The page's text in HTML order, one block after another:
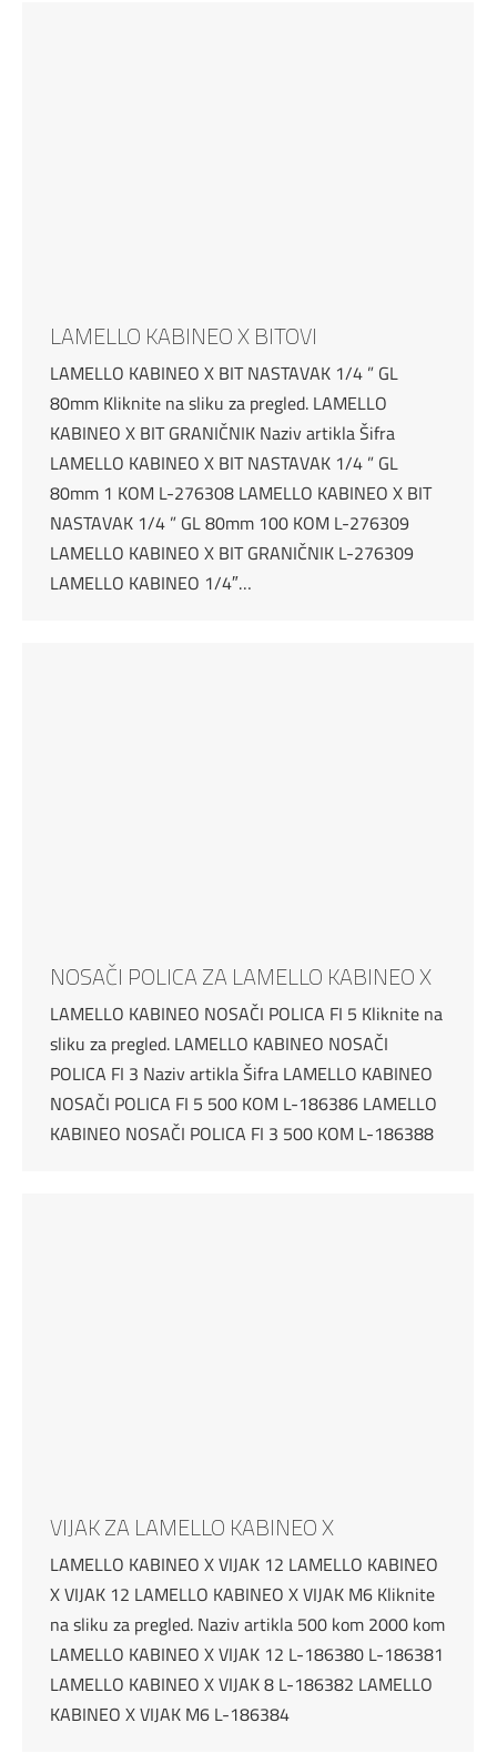
LAMELLO KABINEO X BITOVI
LAMELLO KABINEO X BIT NASTAVAK 1/4 ” GL
80mm Kliknite na sliku za pregled. LAMELLO
KABINEO X BIT GRANIČNIK Naziv artikla Šifra
LAMELLO KABINEO X BIT NASTAVAK 1/4 ” GL
80mm 1 KOM L-276308 LAMELLO KABINEO X BIT
NASTAVAK 1/4 ” GL 80mm 100 KOM L-276309
LAMELLO KABINEO X BIT GRANIČNIK L-276309
LAMELLO KABINEO 1/4″…
NOSAČI POLICA ZA LAMELLO KABINEO X
LAMELLO KABINEO NOSAČI POLICA FI 5 Kliknite na
sliku za pregled. LAMELLO KABINEO NOSAČI
POLICA FI 3 Naziv artikla Šifra LAMELLO KABINEO
NOSAČI POLICA FI 5 500 KOM L-186386 LAMELLO
KABINEO NOSAČI POLICA FI 3 500 KOM L-186388
VIJAK ZA LAMELLO KABINEO X
LAMELLO KABINEO X VIJAK 12 LAMELLO KABINEO
X VIJAK 12 LAMELLO KABINEO X VIJAK M6 Kliknite
na sliku za pregled. Naziv artikla 500 kom 2000 kom
LAMELLO KABINEO X VIJAK 12 L-186380 L-186381
LAMELLO KABINEO X VIJAK 8 L-186382 LAMELLO
KABINEO X VIJAK M6 L-186384